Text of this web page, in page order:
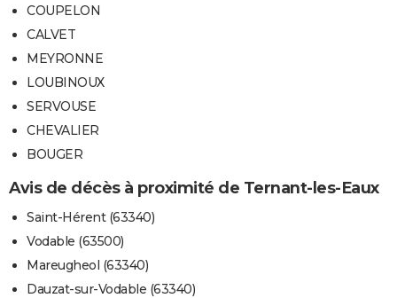
COUPELON
CALVET
MEYRONNE
LOUBINOUX
SERVOUSE
CHEVALIER
BOUGER
Avis de décès à proximité de Ternant-les-Eaux
Saint-Hérent (63340)
Vodable (63500)
Mareugheol (63340)
Dauzat-sur-Vodable (63340)